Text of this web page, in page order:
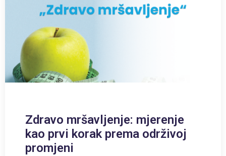
Zdravo mršavljenje: mjerenje
kao prvi korak prema održivoj
promjeni